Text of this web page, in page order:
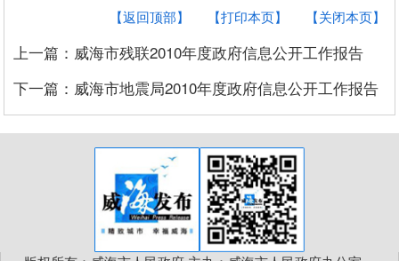
【关闭本页】
【打印本页】
【返回顶部】
上一篇：威海市残联2010年度政府信息公开工作报告
下一篇：威海市地震局2010年度政府信息公开工作报告